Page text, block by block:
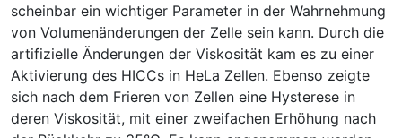
scheinbar ein wichtiger Parameter in der Wahrnehmung
von Volumenänderungen der Zelle sein kann. Durch die
artifizielle Änderungen der Viskosität kam es zu einer
Aktivierung des HICCs in HeLa Zellen. Ebenso zeigte
sich nach dem Frieren von Zellen eine Hysterese in
deren Viskosität, mit einer zweifachen Erhöhung nach